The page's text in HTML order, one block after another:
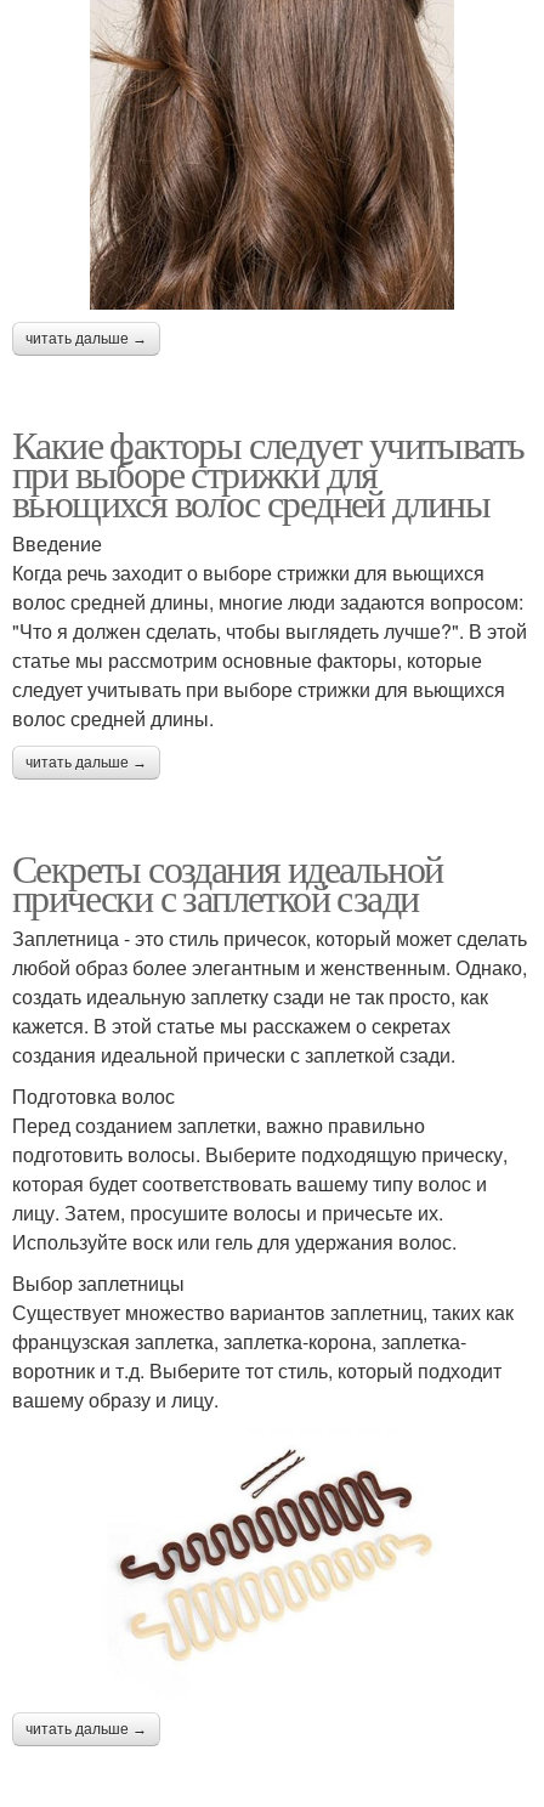
читать дальше →
Какие факторы следует учитывать
при выборе стрижки для
вьющихся волос средней длины
Введение
Когда речь заходит о выборе стрижки для вьющихся
волос средней длины, многие люди задаются вопросом:
"Что я должен сделать, чтобы выглядеть лучше?". В этой
статье мы рассмотрим основные факторы, которые
следует учитывать при выборе стрижки для вьющихся
волос средней длины.
читать дальше →
Секреты создания идеальной
прически с заплеткой сзади
Заплетница - это стиль причесок, который может сделать
любой образ более элегантным и женственным. Однако,
создать идеальную заплетку сзади не так просто, как
кажется. В этой статье мы расскажем о секретах
создания идеальной прически с заплеткой сзади.
Подготовка волос
Перед созданием заплетки, важно правильно
подготовить волосы. Выберите подходящую прическу,
которая будет соответствовать вашему типу волос и
лицу. Затем, просушите волосы и причесьте их.
Используйте воск или гель для удержания волос.
Выбор заплетницы
Существует множество вариантов заплетниц, таких как
французская заплетка, заплетка-корона, заплетка-
воротник и т.д. Выберите тот стиль, который подходит
вашему образу и лицу.
читать дальше →